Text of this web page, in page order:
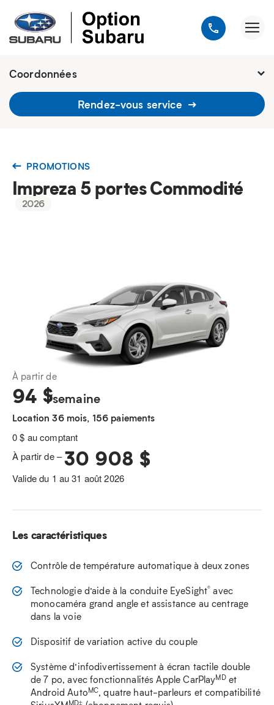
Coordonnées
1900, avenue Jules-Verne, Québec
Rendez-vous service
PROMOTIONS
Impreza 5 portes Commodité
2026
À partir de
94 $/semaine
Location 36 mois, 156 paiements
0 $ au comptant
À partir de –30 908 $
Valide du 1 au 31 août 2026
Les caractéristiques
Contrôle de température automatique à deux zones
Technologie d’aide à la conduite EyeSight® avec
monocaméra grand angle et assistance au centrage
dans la voie
Dispositif de variation active du couple
Système d’infodivertissement à écran tactile double
de 7 po, avec fonctionnalités Apple CarPlayMDet
Android AutoMC, quatre haut-parleurs et compatibilité
MD‡